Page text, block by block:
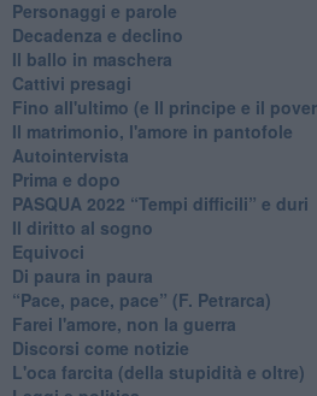
Personaggi e parole
Decadenza e declino
Il ballo in maschera
Cattivi presagi
Fino all'ultimo (e Il principe e il
Il matrimonio, l'amore in pantofole
Autointervista
Prima e dopo
​PASQUA 2022 “Tempi difficili” e duri
Il diritto al sogno
Equivoci
Di paura in paura
​“Pace, pace, pace” (F. Petrarca)
Farei l'amore, non la guerra
Discorsi come notizie
L'oca farcita (della stupidità e oltre)